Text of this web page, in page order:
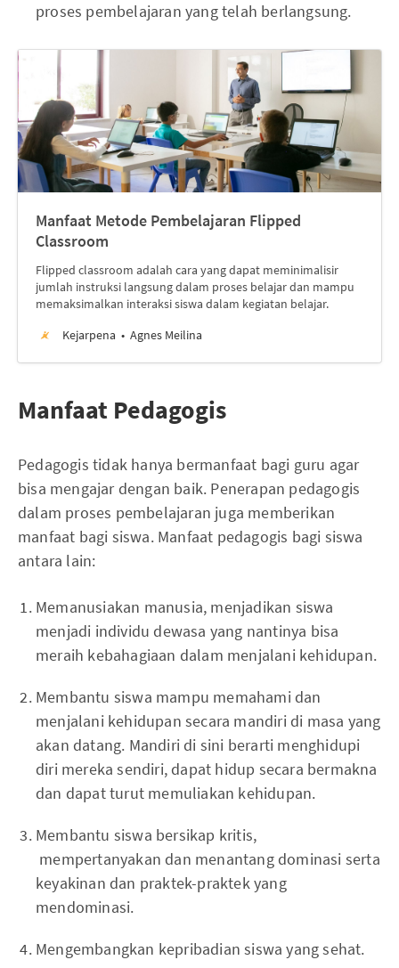
proses pembelajaran yang telah berlangsung.
Manfaat Metode Pembelajaran Flipped
Classroom
Flipped classroom adalah cara yang dapat meminimalisir
jumlah instruksi langsung dalam proses belajar dan mampu
memaksimalkan interaksi siswa dalam kegiatan belajar.
Kejarpena
Agnes Meilina
Manfaat Pedagogis
Pedagogis tidak hanya bermanfaat bagi guru agar
bisa mengajar dengan baik. Penerapan pedagogis
dalam proses pembelajaran juga memberikan
manfaat bagi siswa. Manfaat pedagogis bagi siswa
antara lain:
Memanusiakan manusia, menjadikan siswa
menjadi individu dewasa yang nantinya bisa
meraih kebahagiaan dalam menjalani kehidupan.
Membantu siswa mampu memahami dan
menjalani kehidupan secara mandiri di masa yang
akan datang. Mandiri di sini berarti menghidupi
diri mereka sendiri, dapat hidup secara bermakna
dan dapat turut memuliakan kehidupan.
Membantu siswa bersikap kritis,
mempertanyakan dan menantang dominasi serta
keyakinan dan praktek-praktek yang
mendominasi.
Mengembangkan kepribadian siswa yang sehat.